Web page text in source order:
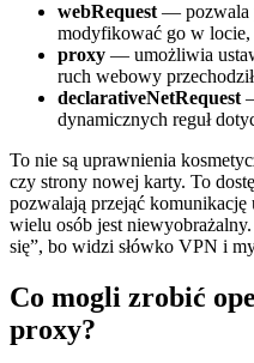
webRequest— pozwala
modyfikować go w locie,
proxy — umożliwia
ruch webowy
declarativeNetRequest
dynamicznych reguł
To nie są uprawnienia
czy strony nowej karty. To
pozwalają przejąć
wielu osób jest
się”, bo widzi słówko VPN i
Co mogli zrobić
proxy?